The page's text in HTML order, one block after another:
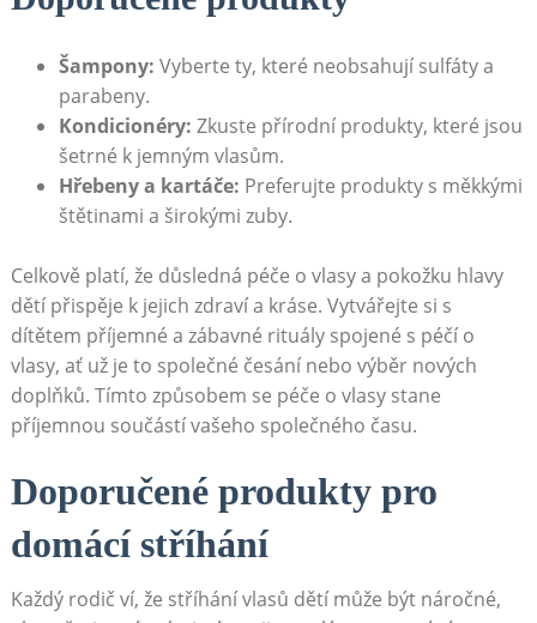
Šampony: Vyberte ty, které neobsahují sulfáty a
parabeny.
Kondicionéry: Zkuste přírodní produkty, které jsou
šetrné k jemným vlasům.
Hřebeny a kartáče: Preferujte produkty s měkkými
štětinami a širokými zuby.
Celkově platí, že důsledná péče o vlasy a pokožku hlavy
dětí přispěje k jejich zdraví a kráse. Vytvářejte si s
dítětem příjemné a zábavné rituály spojené s péčí o
vlasy, ať už je to společné česání nebo výběr nových
doplňků. Tímto způsobem se péče o vlasy stane
příjemnou součástí vašeho společného času.
Doporučené produkty pro
domácí stříhání
Každý rodič ví, že stříhání vlasů dětí může být náročné,